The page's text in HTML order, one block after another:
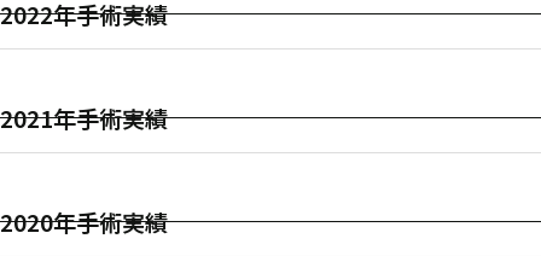
2022年手術実績
2021年手術実績
2020年手術実績